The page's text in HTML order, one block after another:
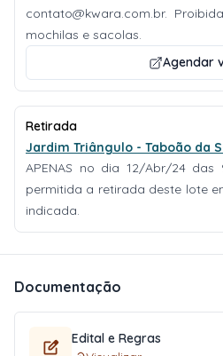
contato@kwara.com.br.
mochilas e sacolas.
Agendar
Retirada
Jardim Triângulo - Taboão da
APENAS no dia 12/Abr/24
permitida a retirada deste lote
indicada.
Documentação
Edital e Regras